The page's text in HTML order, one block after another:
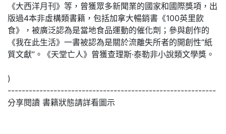
《大西洋月刊》等，曾獲眾多新聞業的國家和國際獎項，出
版過4本非虛構類書籍，包括加拿大暢銷書《100英里飲
食》，被廣泛認為是當地食品運動的催化劑；參與創作的
《我在此生活》一書被認為是關於流離失所者的開創性“紙
質文獻”。《天堂亡人》曾獲查理斯·泰勒非小說類文學獎。
)
-----------------------------------------------------------
分享閱讀 書籍狀態請詳看圖示